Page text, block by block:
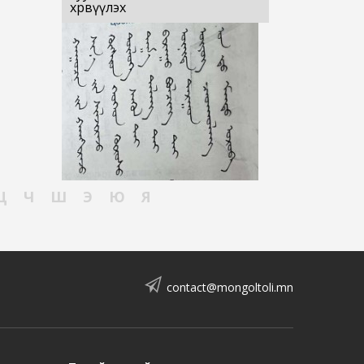
хөрвүүлэх
Ч Ш Э Ю Я
contact@mongoltoli.mn